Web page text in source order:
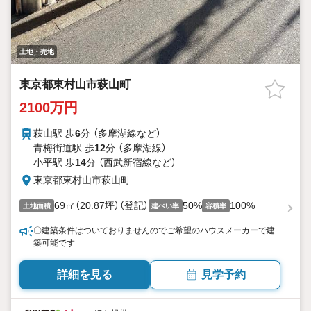
土地・売地
東京都東村山市萩山町
2100万円
萩山駅 歩6分 （多摩湖線など）
青梅街道駅 歩12分 （多摩湖線）
小平駅 歩14分 （西武新宿線など）
東京都東村山市萩山町
土地面積 69㎡（20.87坪）（登記） 建ぺい率 50% 容積率 100%
〇建築条件はついておりませんのでご希望のハウスメーカーで建
築可能です
詳細を見る 見学予約